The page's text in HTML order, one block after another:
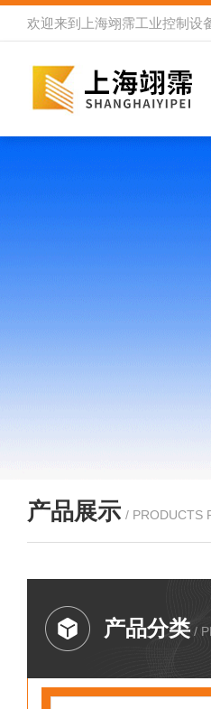
欢迎来到 上海翊霈工业控制设
产品展示 / PRODUCTS
产品分类 /